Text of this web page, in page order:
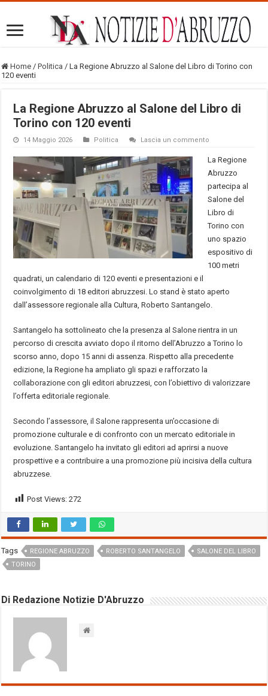
Home / Politica / La Regione Abruzzo al Salone del Libro di Torino con
120 eventi
La Regione Abruzzo al Salone del Libro di
Torino con 120 eventi
14 Maggio 2026 Politica Lascia un commento
La Regione
Abruzzo
partecipa al
Salone del
Libro di
Torino con
uno spazio
espositivo di
100 metri
quadrati, un calendario di 120 eventi e presentazioni e il
coinvolgimento di 18 editori abruzzesi. Lo stand è stato aperto
dall’assessore regionale alla Cultura, Roberto Santangelo.
Santangelo ha sottolineato che la presenza al Salone rientra in un
percorso di crescita avviato dopo il ritorno dell’Abruzzo a Torino lo
scorso anno, dopo 15 anni di assenza. Rispetto alla precedente
edizione, la Regione ha ampliato gli spazi e rafforzato la
collaborazione con gli editori abruzzesi, con l’obiettivo di valorizzare
l’offerta editoriale regionale.
Secondo l’assessore, il Salone rappresenta un’occasione di
promozione culturale e di confronto con un mercato editoriale in
evoluzione. Santangelo ha invitato gli editori ad aprirsi a nuove
prospettive e a contribuire a una promozione più incisiva della cultura
abruzzese.
Post Views: 272
Tags REGIONE ABRUZZO ROBERTO SANTANGELO
SALONE DEL LIBRO
TORINO
Di Redazione Notizie D'Abruzzo